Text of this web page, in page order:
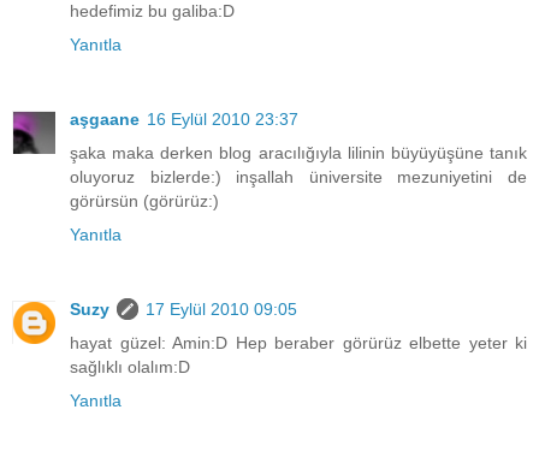
hedefimiz bu galiba:D
Yanıtla
aşgaane 16 Eylül 2010 23:37
şaka maka derken blog aracılığıyla lilinin büyüyüşüne tanık
oluyoruz bizlerde:) inşallah üniversite mezuniyetini de
görürsün (görürüz:)
Yanıtla
Suzy
17 Eylül 2010 09:05
hayat güzel: Amin:D Hep beraber görürüz elbette yeter ki
sağlıklı olalım:D
Yanıtla